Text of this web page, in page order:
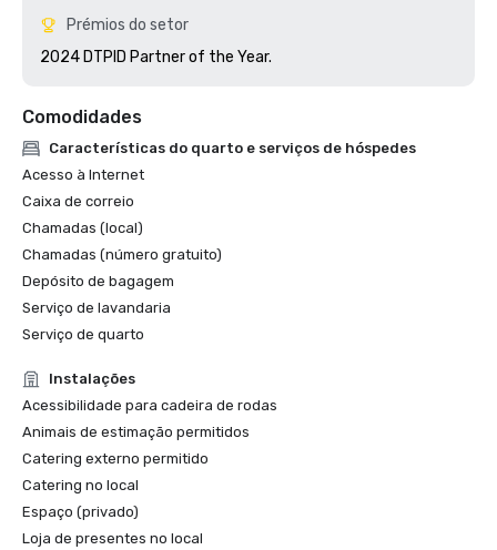
Prémios do setor
2024 DTPID Partner of the Year.
Comodidades
Características do quarto e serviços de hóspedes
Acesso à Internet
Caixa de correio
Chamadas (local)
Chamadas (número gratuito)
Depósito de bagagem
Serviço de lavandaria
Serviço de quarto
Instalações
Acessibilidade para cadeira de rodas
Animais de estimação permitidos
Catering externo permitido
Catering no local
Espaço (privado)
Loja de presentes no local